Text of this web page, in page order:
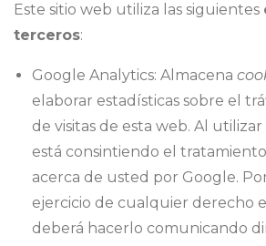
Este sitio web utiliza las siguientes
terceros:
Google Analytics: Almacena
elaborar estadísticas sobre el
de visitas de esta web. Al
está consintiendo el
acerca de usted por Google.
ejercicio de cualquier derecho
deberá hacerlo comunicando